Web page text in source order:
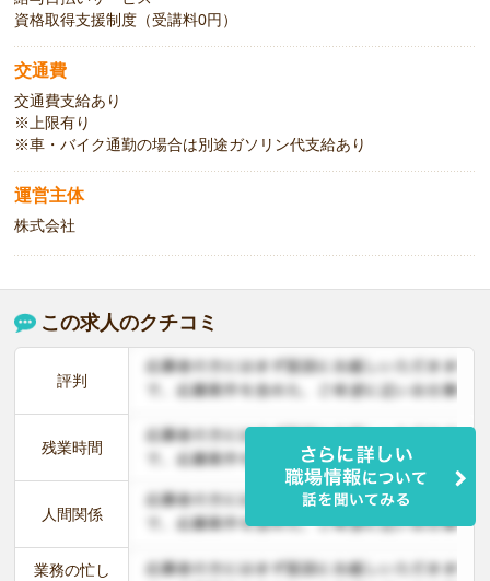
資格取得支援制度（受講料0円）
交通費
交通費支給あり
※上限有り
※車・バイク通勤の場合は別途ガソリン代支給あり
運営主体
株式会社
この求人のクチコミ
評判
残業時間
人間関係
業務の忙し